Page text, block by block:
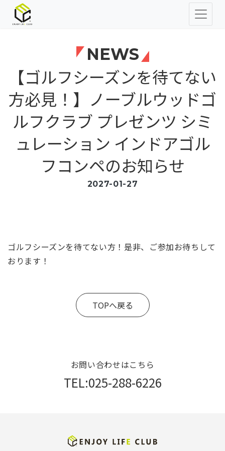
NEWS
【ゴルフシーズンを待てない
方必見！】ノーブルウッドゴ
ルフクラブ プレゼンツ シミ
ュレーション インドアゴル
フコンペのお知らせ
2027-01-27
ゴルフシーズンを待てない方！是非、ご参加お待ちして
おります！
TOPへ戻る
お問い合わせはこちら
TEL:025-288-6226